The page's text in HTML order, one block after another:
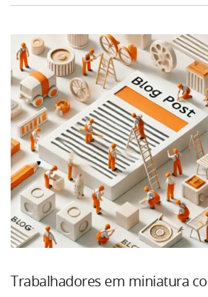
Trabalhadores em miniatura